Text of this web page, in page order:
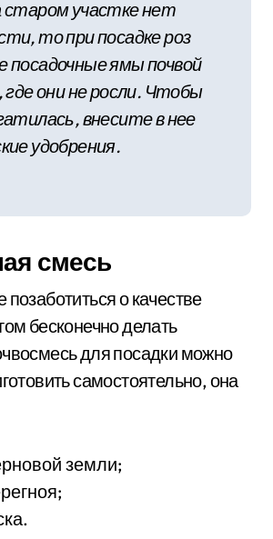
старом участке нет
то при посадке роз
посадочные ямы почвой
где они не росли. Чтобы
внесите в нее
удобрения.
смесь
о качестве
бесконечно делать
для посадки можно
самостоятельно, она
земли;